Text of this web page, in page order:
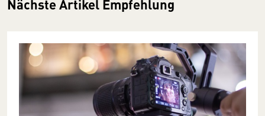
Nächste Artikel Empfehlung